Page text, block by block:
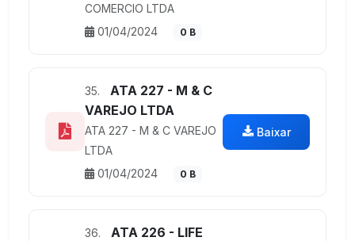
COMERCIO LTDA
01/04/2024
0 B
35.
ATA 227 - M & C
VAREJO LTDA
ATA 227 - M & C VAREJO
LTDA
01/04/2024
0 B
Baixar
36.
ATA 226 - LIFE